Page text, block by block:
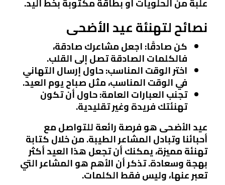
علبة من الحلويات أو بطاقة مكتوبة بخط اليد.
نصائح لتهنئة عيد الأضحى
كن صادقًا: اجعل مشاعرك صادقة،
فالكلمات الصادقة تصل إلى القلب.
اختر الوقت المناسب: حاول إرسال التهاني
في الوقت المناسب، مثل صباح يوم العيد.
تجنب العبارات العامة: حاول أن تكون
تهنئتك فريدة وغير تقليدية.
عيد الأضحى هو فرصة رائعة للتواصل مع
أحبائنا وتبادل المشاعر الطيبة. من خلال كتابة
تهنئة مميزة، يمكنك أن تجعل هذا العيد أكثر
بهجة وسعادة. تذكر أن الأهم هو المشاعر التي
تعبر عنها، وليس فقط الكلمات.